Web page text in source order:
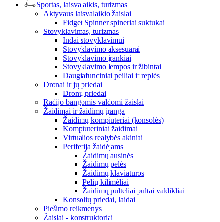
Sportas, laisvalaikis, turizmas
Aktyvaus laisvalaikio žaislai
Fidget Spinner spineriai suktukai
Stovyklavimas, turizmas
Indai stovyklavimui
Stovyklavimo aksesuarai
Stovyklavimo įrankiai
Stovyklavimo lempos ir žibintai
Daugiafunciniai peiliai ir replės
Dronai ir jų priedai
Dronų priedai
Radijo bangomis valdomi žaislai
Žaidimai ir žaidimų įranga
Žaidimų kompiuteriai (konsolės)
Kompiuteriniai žaidimai
Virtualios realybės akiniai
Periferija žaidėjams
Žaidimų ausinės
Žaidimų pelės
Žaidimų klaviatūros
Pelių kilimėliai
Žaidimų pulteliai pultai valdikliai
Konsolių priedai, laidai
Piešimo reikmenys
Žaislai - konstruktoriai